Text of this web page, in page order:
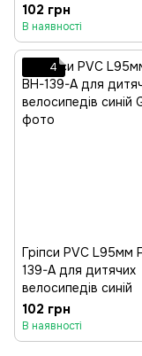
102 грн
В наявності
4
Гріпси PVC L95мм
139-A для дитячих
велосипедів синій
102 грн
В наявності